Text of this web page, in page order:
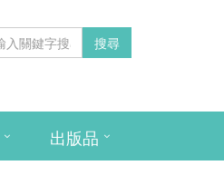
搜尋
出版品